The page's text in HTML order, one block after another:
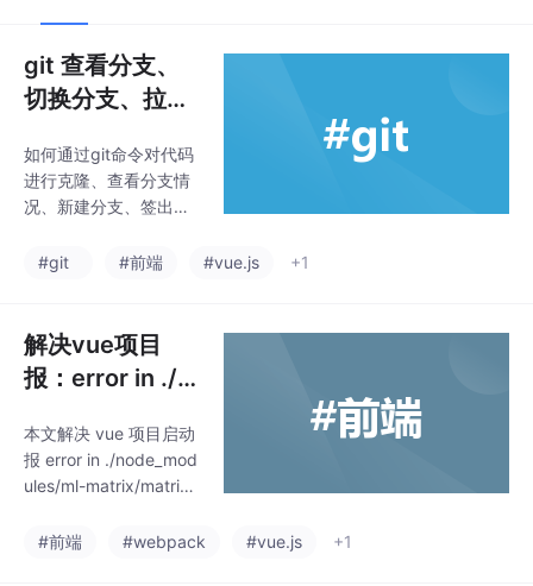
git 查看分支、
切换分支、拉取
以及推送代码
如何通过git命令对代码
进行克隆、查看分支情
况、新建分支、签出分
等，通过示例代码进行
#git #前端 #vue.js +1
解决vue项目
报：error in ./n
ml-matrix/matr
ix.js 问题
本文解决 vue 项目启动
报 error in ./node_mod
ules/ml-matrix/matrix.j
#前端
#webpack #vue.js +1